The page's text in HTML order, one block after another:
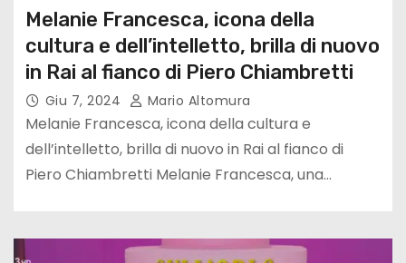
Melanie Francesca, icona della
cultura e dell’intelletto, brilla di nuovo
in Rai al fianco di Piero Chiambretti
Giu 7, 2024 Mario Altomura
Melanie Francesca, icona della cultura e
dell’intelletto, brilla di nuovo in Rai al fianco di
Piero Chiambretti Melanie Francesca, una…